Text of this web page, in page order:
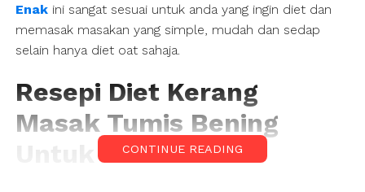
Enakini sangat sesuai untuk anda yang ingin diet dan
memasak masakan yang simple, mudah dan sedap
selain hanya diet oat sahaja.
Resepi Diet Kerang
Masak Tumis Bening
Untuk DietCONTINUE READING